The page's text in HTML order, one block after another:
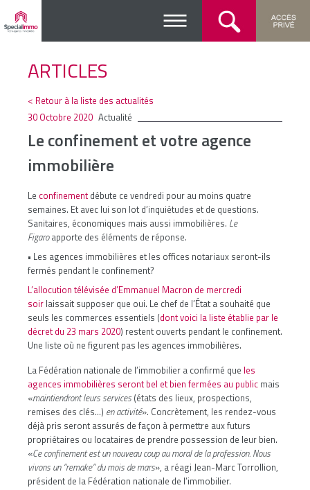
ARTICLES
< Retour à la liste des actualités
30 Octobre 2020 Actualité
Le confinement et votre agence
immobilière
Le confinementdébute ce vendredi pour au moins quatre
semaines. Et avec lui son lot d’inquiétudes et de questions.
Sanitaires, économiques mais aussi immobilières. Le
Figaroapporte des éléments de réponse.
• Les agences immobilières et les offices notariaux seront-ils
fermés pendant le confinement?
L’allocution télévisée d’Emmanuel Macron de mercredi
soir laissait supposer que oui. Le chef de l’État a souhaité que
seuls les commerces essentiels (dont voici la liste établie par le
décret du 23 mars 2020) restent ouverts pendant le confinement.
Une liste où ne figurent pas les agences immobilières.
La Fédération nationale de l’immobilier a confirmé que les
agences immobilières seront bel et bien fermées au public mais
«maintiendront leurs services(états des lieux, prospections,
remises des clés...) en activité». Concrètement, les rendez-vous
déjà pris seront assurés de façon à permettre aux futurs
propriétaires ou locataires de prendre possession de leur bien.
«Ce confinement est un nouveau coup au moral de la profession. Nous
vivons un “remake” du mois de mars», a réagi Jean-Marc Torrollion,
président de la Fédération nationale de l’immobilier.